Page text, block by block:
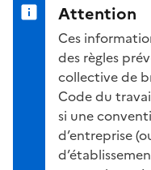
Attention
Ces
des règles
collective de
Code du
si une
d’entreprise